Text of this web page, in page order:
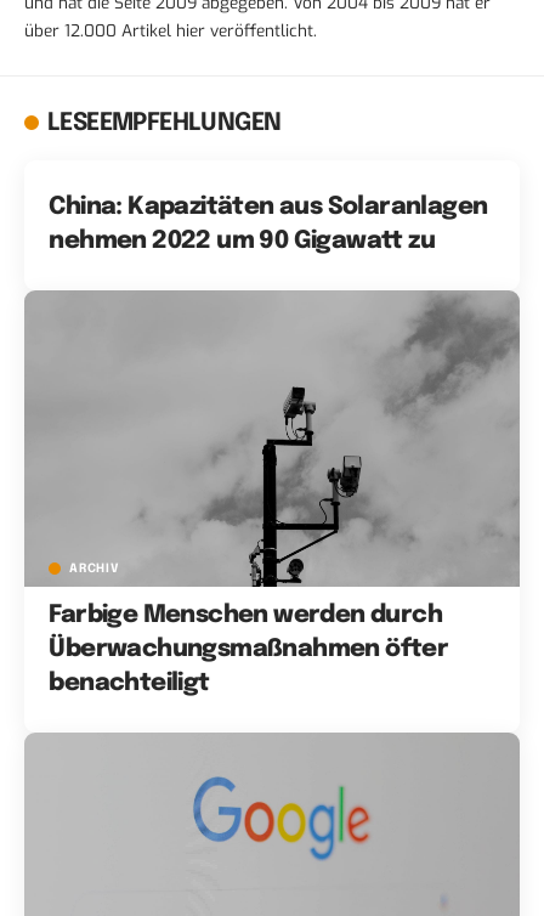
über 12.000 Artikel hier veröffentlicht.
LESEEMPFEHLUNGEN
China: Kapazitäten aus Solaranlagen
nehmen 2022 um 90 Gigawatt zu
ARCHIV
Farbige Menschen werden durch
Überwachungsmaßnahmen öfter
benachteiligt